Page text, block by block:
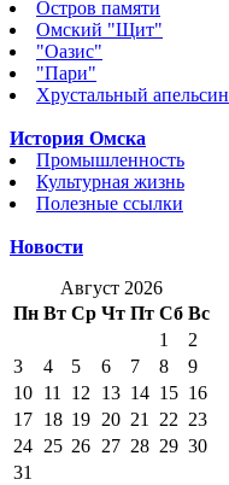
Остров памяти
Омский "Щит"
"Оазис"
"Пари"
Хрустальный апельсин
История Омска
Промышленность
Культурная жизнь
Полезные ссылки
Новости
Август 2026
Пн Вт Ср Чт Пт Сб Вс
1
2
3
4 5 6 7 8
9
10 11 12 13 14 15 16
17 18 19 20 21 22 23
24 25 26 27 28 29 30
31